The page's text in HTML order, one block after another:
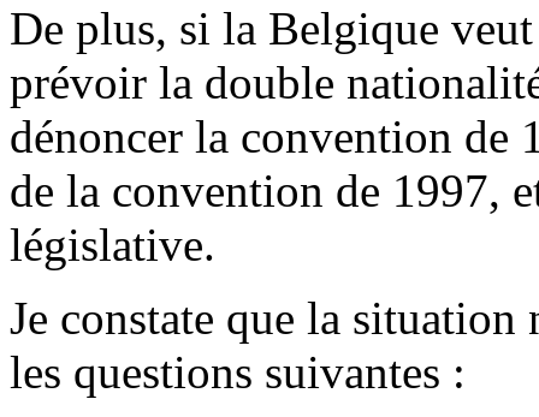
De plus, si la Belgique
prévoir la double
dénoncer la convention de
de la convention de 1997,
législative.
Je constate que la situation
les questions suivantes :